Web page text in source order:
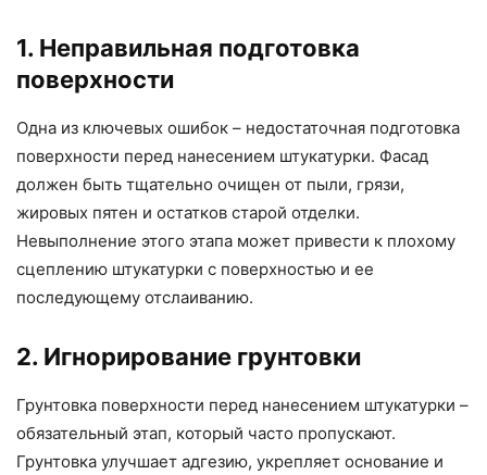
1. Неправильная подготовка
поверхности
Одна из ключевых ошибок – недостаточная подготовка
поверхности перед нанесением штукатурки. Фасад
должен быть тщательно очищен от пыли, грязи,
жировых пятен и остатков старой отделки.
Невыполнение этого этапа может привести к плохому
сцеплению штукатурки с поверхностью и ее
последующему отслаиванию.
2. Игнорирование грунтовки
Грунтовка поверхности перед нанесением штукатурки –
обязательный этап, который часто пропускают.
Грунтовка улучшает адгезию, укрепляет основание и